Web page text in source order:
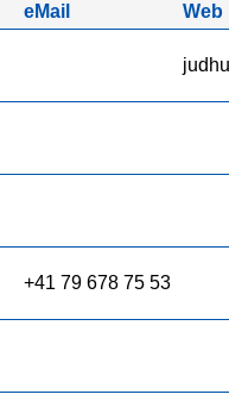
eMail Web
+41 79 678 75 53